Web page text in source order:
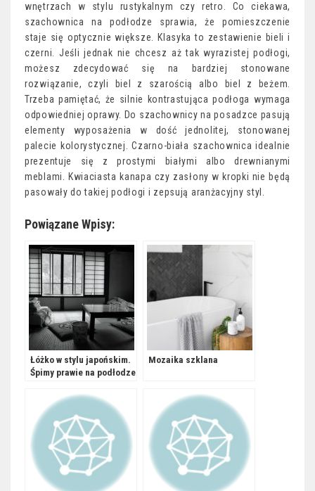
wnętrzach w stylu rustykalnym czy retro. Co ciekawa,
szachownica na podłodze sprawia, że pomieszczenie
staje się optycznie większe. Klasyka to zestawienie bieli i
czerni. Jeśli jednak nie chcesz aż tak wyrazistej podłogi,
możesz zdecydować się na bardziej stonowane
rozwiązanie, czyli biel z szarością albo biel z beżem.
Trzeba pamiętać, że silnie kontrastująca podłoga wymaga
odpowiedniej oprawy. Do szachownicy na posadzce pasują
elementy wyposażenia w dość jednolitej, stonowanej
palecie kolorystycznej. Czarno-biała szachownica idealnie
prezentuje się z prostymi białymi albo drewnianymi
meblami. Kwiaciasta kanapa czy zasłony w kropki nie będą
pasowały do takiej podłogi i zepsują aranżacyjny styl.
Powiązane Wpisy:
Łóżko w stylu japońskim.
Śpimy prawie na podłodze
Mozaika szklana